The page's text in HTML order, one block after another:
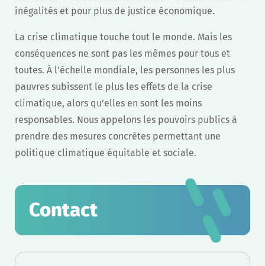
inégalités et pour plus de justice économique.
La crise climatique touche tout le monde. Mais les
conséquences ne sont pas les mêmes pour tous et
toutes. À l’échelle mondiale, les personnes les plus
pauvres subissent le plus les effets de la crise
climatique, alors qu’elles en sont les moins
responsables. Nous appelons les pouvoirs publics à
prendre des mesures concrètes permettant une
politique climatique équitable et sociale.
Contact